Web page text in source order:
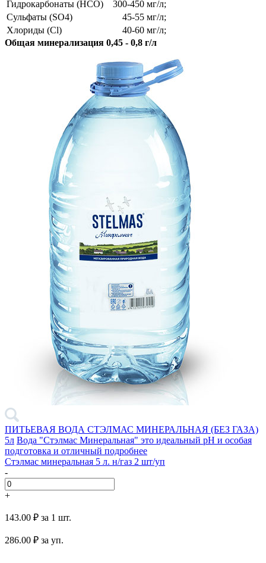
Гидрокарбонаты (HCO)
300-450 мг/л;
Сульфаты (SO4)
45-55 мг/л;
Хлориды (Cl)
40-60 мг/л;
Общая минерализация 0,45 - 0,8 г/л
ПИТЬЕВАЯ ВОДА СТЭЛМАС МИНЕРАЛЬНАЯ (БЕЗ ГАЗА)
5л Вода "Стэлмас Минеральная" это идеальный pH и особая
подготовка и отличный подробнее
Стэлмас минеральная 5 л. н/газ 2 шт/уп
-
+
143.00 ₽ за 1 шт.
286.00 ₽ за уп.